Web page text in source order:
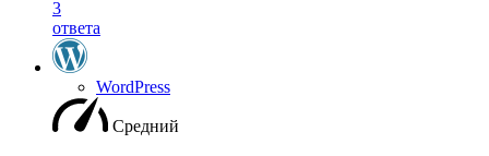
3
ответа
WordPress
Средний